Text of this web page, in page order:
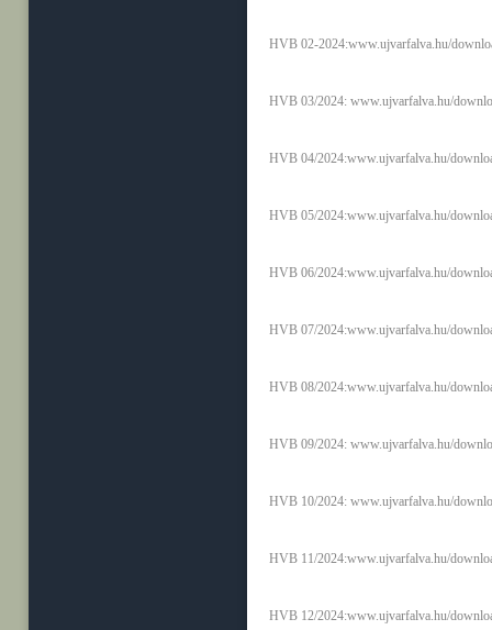
HVB 02-2024:www.ujvarfalva.hu/
HVB 03/2024: www.ujvarfalva.hu/
HVB 04/2024:www.ujvarfalva.hu/
HVB 05/2024:www.ujvarfalva.hu/
HVB 06/2024:www.ujvarfalva.hu/
HVB 07/2024:www.ujvarfalva.hu/
HVB 08/2024:www.ujvarfalva.hu/
HVB 09/2024: www.ujvarfalva.hu/
HVB 10/2024: www.ujvarfalva.hu/
HVB 11/2024:www.ujvarfalva.hu/
HVB 12/2024:www.ujvarfalva.hu/